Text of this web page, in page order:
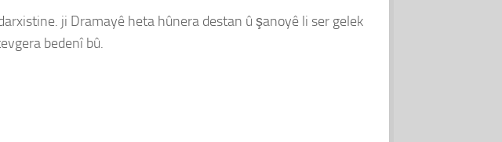
ji Dramayê heta hûnera destan û şanoyê li ser gelek
bedenî bû.